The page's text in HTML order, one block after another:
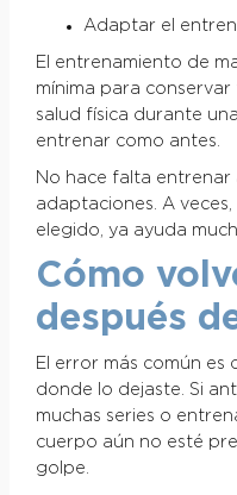
Adaptar el
El entrenamiento de
mínima para conservar
salud física durante
entrenar como antes.
No hace falta entrenar
adaptaciones. A
elegido, ya ayuda
Cómo
después
El error más común
donde lo dejaste. Si
muchas series o
cuerpo aún no esté
golpe.